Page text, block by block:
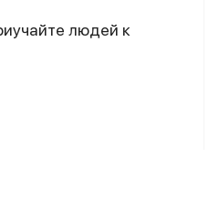
людей к